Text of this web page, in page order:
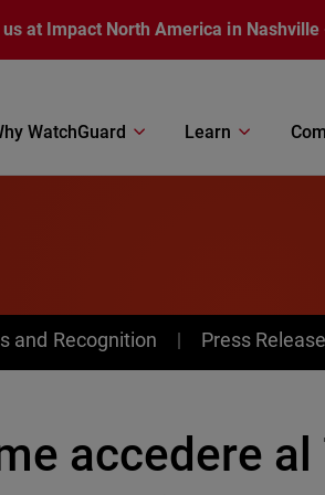
at Impact North America in Nashville
WatchGuard Learn
and Recognition Press
accedere